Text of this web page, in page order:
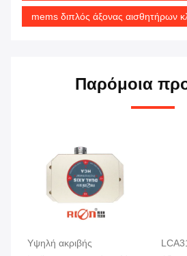
mems διπλός άξονας αισθητήρων
Παρόμοια
Υψηλή ακριβής